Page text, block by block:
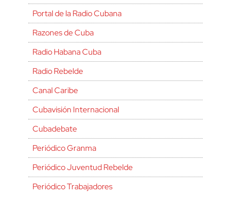
Portal de la Radio Cubana
Razones de Cuba
Radio Habana Cuba
Radio Rebelde
Canal Caribe
Cubavisión Internacional
Cubadebate
Periódico Granma
Periódico Juventud Rebelde
Periódico Trabajadores